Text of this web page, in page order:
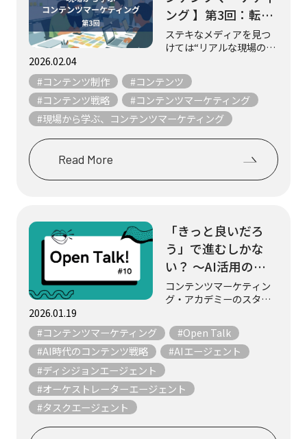
2026.02.04
ング 】第3回：転職
をゴールにしない！
やさしくて丁寧な求
事百貨』（シゴトヒ
ト）
ステキなメディアを見つ
けては“リアルな現場の知
る 不定期連載「現場から
学ぶ、コンテンツマーケ
ティング」。 様々なメデ
ィアは数多ある星のよう
なもの。 そんな数え切れ
ないほどの星の...
#コンテンツ制作
#コンテンツ
#コンテンツ戦略
#コンテンツマーケティング
#現場から学ぶ、コンテンツマーケティング
Read More
2026.01.19
「きっと良いだろ
う」で進むしかな
い？ ～AI活用の成
果測定という悩まし
い課題～
コンテンツマーケティン
グ・アカデミーのスタッ
やコンテンツにまつわる
テーマについて、気まま
にフリートークします。
取り残される」—...
#コンテンツマーケティング
#Open Talk
#AI時代のコンテンツ戦略
#AIエージェント
#ディシジョンエージェント
#オーケストレーターエージェント
#タスクエージェント